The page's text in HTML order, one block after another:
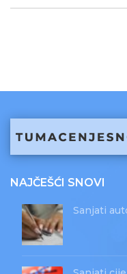
NAJČEŠĆI SNOVI
Sanjati